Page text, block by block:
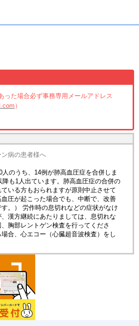
った場合必ず事務専用メールアドレス
）
病の患者様へ
のうち、14例が肺高血圧症を合併しま
降も1人出ています。肺高血圧症の合併の
いる方もおられますが原則中止させて
圧が起こった場合でも、中断で、改善
。） 労作時の息切れなどの症状がなけ
漢方継続にあたりましては、息切れな
胸部レントゲン検査を行ってくださ
合、心エコー（心臓超音波検査）をし